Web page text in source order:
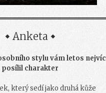
Anketa
stylu vám letos nejvíc
posílil charakter
který sedí jako druhá kůže